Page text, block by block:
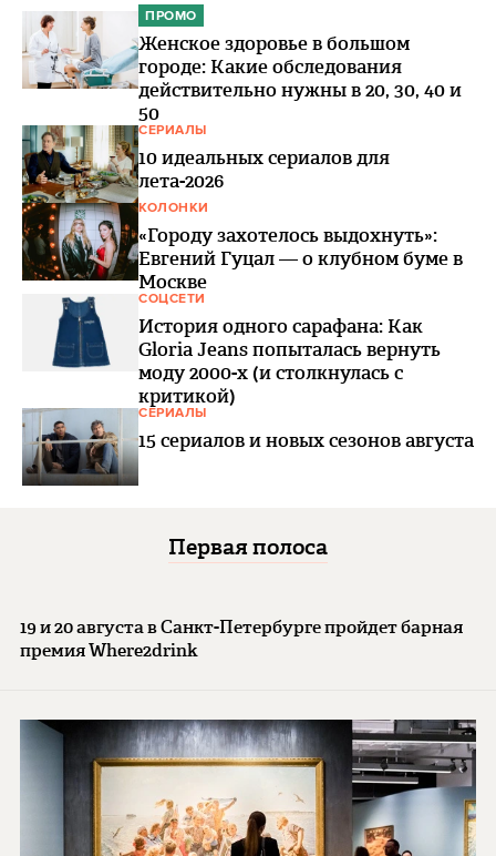
ПРОМО
Женское здоровье в большом
городе: Какие обследования
действительно нужны в 20, 30, 40 и
50
СЕРИАЛЫ
10 идеальных сериалов для
лета-2026
КОЛОНКИ
«Городу захотелось выдохнуть»:
Евгений Гуцал — о клубном буме в
Москве
СОЦСЕТИ
История одного сарафана: Как
Gloria Jeans попыталась вернуть
моду 2000-х (и столкнулась с
критикой)
СЕРИАЛЫ
15 сериалов и новых сезонов августа
Первая полоса
19 и 20 августа в Санкт-Петербурге пройдет барная
премия Where2drink